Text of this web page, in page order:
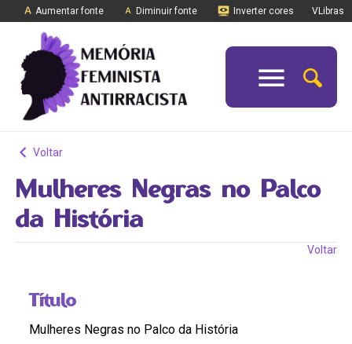
Aumentar fonte Diminuir fonte Inverter cores VLibras
Voltar
Mulheres Negras no Palco
da História
Voltar
Título
Mulheres Negras no Palco da História